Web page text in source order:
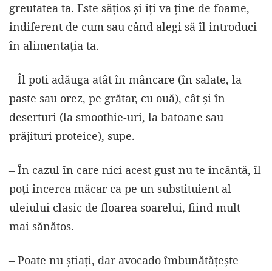
greutatea ta. Este sățios și îți va ține de foame,
indiferent de cum sau când alegi să îl introduci
în alimentația ta.
– Îl poti adăuga atât în mâncare (în salate, la
paste sau orez, pe grătar, cu ouă), cât și în
deserturi (la smoothie-uri, la batoane sau
prăjituri proteice), supe.
– În cazul în care nici acest gust nu te încântă, îl
poți încerca măcar ca pe un substituient al
uleiului clasic de floarea soarelui, fiind mult
mai sănătos.
– Poate nu știați, dar avocado îmbunătățește